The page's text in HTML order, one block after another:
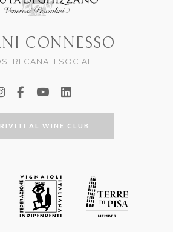
CONNESSO
CANALI SOCIAL
AL WINE CLUB